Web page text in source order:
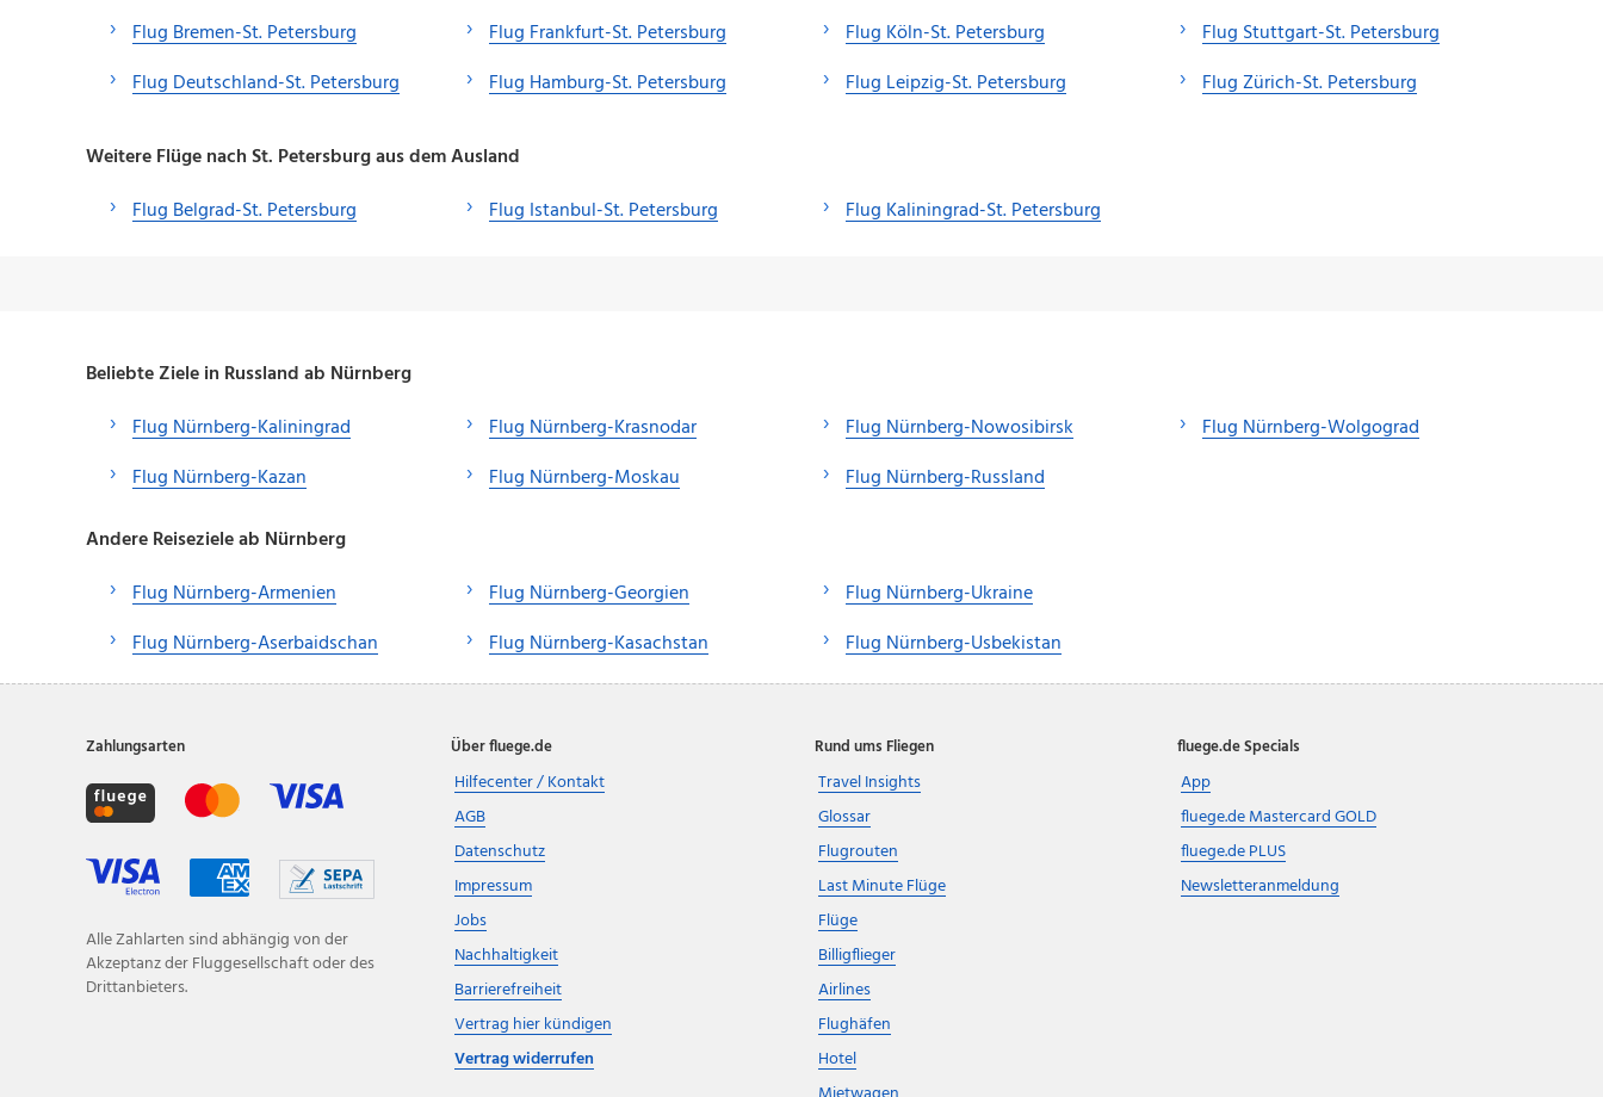
Flug Bremen-St. Petersburg
Flug Deutschland-St. Petersburg
Flug Frankfurt-St. Petersburg
Flug Hamburg-St. Petersburg
Flug Köln-St. Petersburg
Flug Leipzig-St. Petersburg
Flug Stuttgart-St. Petersburg
Flug Zürich-St. Petersburg
Weitere Flüge nach St. Petersburg aus dem Ausland
Flug Belgrad-St. Petersburg
Flug Istanbul-St. Petersburg Flug Kaliningrad-St. Petersburg
Beliebte Ziele in Russland ab Nürnberg
Flug Nürnberg-Kaliningrad
Flug Nürnberg-Kazan
Flug Nürnberg-Krasnodar
Flug Nürnberg-Moskau
Flug Nürnberg-Nowosibirsk
Flug Nürnberg-Russland
Flug Nürnberg-Wolgograd
Andere Reiseziele ab Nürnberg
Flug Nürnberg-Armenien
Flug Nürnberg-Aserbaidschan
Flug Nürnberg-Georgien
Flug Nürnberg-Kasachstan
Flug Nürnberg-Ukraine
Flug Nürnberg-Usbekistan